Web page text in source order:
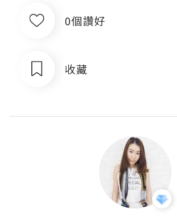
0個讚好
收藏